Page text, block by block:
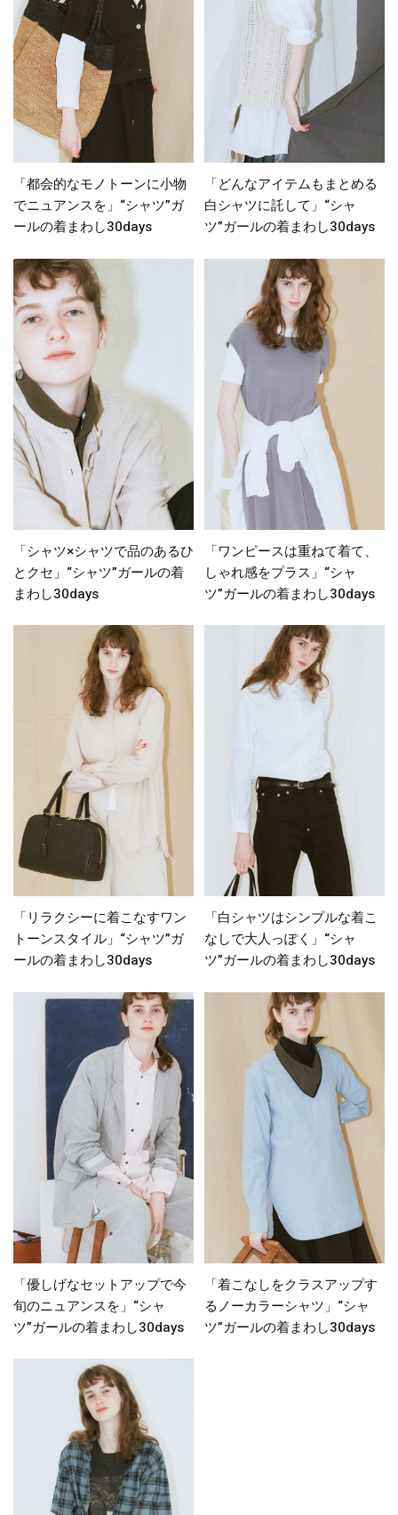
「都会的なモノトーンに小物
でニュアンスを」“シャツ”ガ
ールの着まわし30days
「どんなアイテムもまとめる
白シャツに託して」“シャ
ツ”ガールの着まわし30days
「シャツ×シャツで品のあるひ
とクセ」“シャツ”ガールの着
まわし30days
「ワンピースは重ねて着て、
しゃれ感をプラス」“シャ
ツ”ガールの着まわし30days
「リラクシーに着こなすワン
トーンスタイル」“シャツ”ガ
ールの着まわし30days
「白シャツはシンプルな着こ
なしで大人っぽく」“シャ
ツ”ガールの着まわし30days
「優しげなセットアップで今
旬のニュアンスを」“シャ
ツ”ガールの着まわし30days
「着こなしをクラスアップす
るノーカラーシャツ」“シャ
ツ”ガールの着まわし30days